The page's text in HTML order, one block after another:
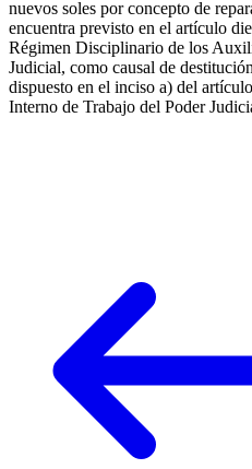
nuevos soles por concepto de
encuentra previsto en el artículo
Régimen Disciplinario de los
Judicial, como causal de
dispuesto en el inciso a) del
Interno de Trabajo del Poder